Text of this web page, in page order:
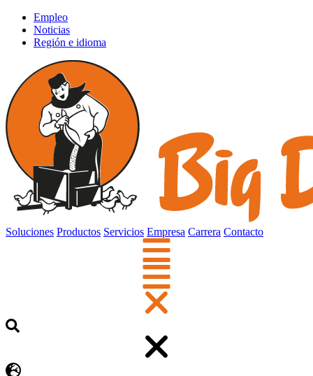
Empleo
Noticias
Región e idioma
Soluciones Productos Servicios Empresa Carrera Contacto